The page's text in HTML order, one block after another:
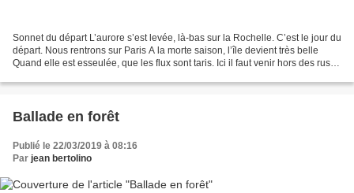
Sonnet du départ L’aurore s’est levée, là-bas sur la Rochelle. C’est le jour du
départ. Nous rentrons sur Paris A la morte saison, l’île devient très belle
Quand elle est esseulée, que les flux sont taris. Ici il faut venir hors des rushs
Ballade en forêt
Publié le 22/03/2019 à 08:16
Par jean bertolino